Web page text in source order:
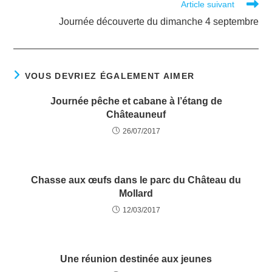
Article suivant
Journée découverte du dimanche 4 septembre
VOUS DEVRIEZ ÉGALEMENT AIMER
Journée pêche et cabane à l’étang de
Châteauneuf
26/07/2017
Chasse aux œufs dans le parc du Château du
Mollard
12/03/2017
Une réunion destinée aux jeunes